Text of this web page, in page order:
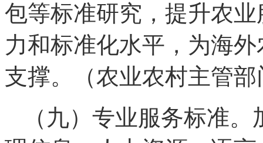
包等标准研究，提升农
力和标准化水平，为海
支撑。（农业农村主管
（九）专业服务标准